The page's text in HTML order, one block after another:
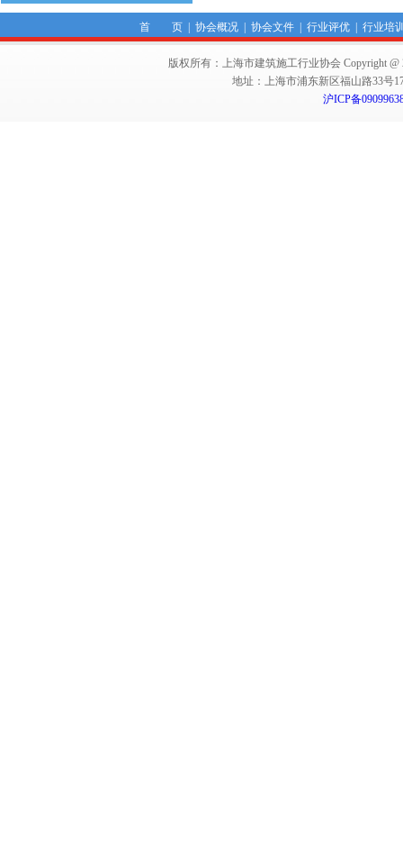
首 页| 协会概况| 协会文件| 行业评优| 行业培
版权所有：上海市建筑施工行业协会 Copyright @
地址：上海市浦东新区福山路33号
沪ICP备